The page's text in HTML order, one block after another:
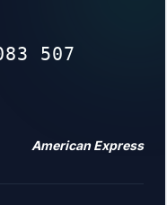
507
American Express